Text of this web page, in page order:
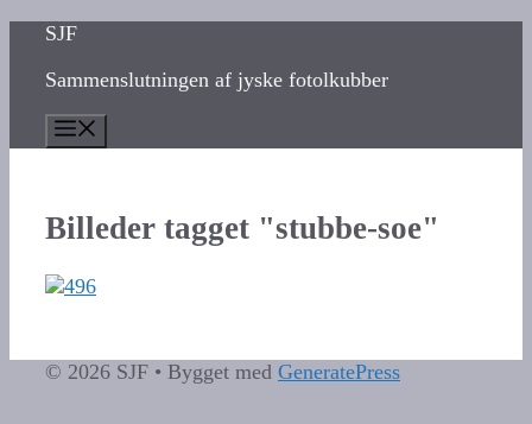
indhold
SJF
Sammenslutningen af jyske fotolkubber
Billeder tagget "stubbe-soe"
© 2026 SJF • Bygget med GeneratePress